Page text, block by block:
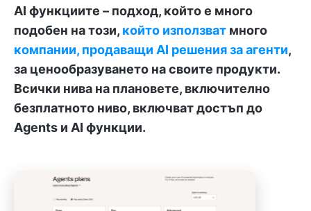
AI функциите – подход, който е много
подобен на този, който използват много
компании, продаващи AI решения за агенти,
за ценообразуването на своите продукти.
Всички нива на плановете, включително
безплатното ниво, включват достъп до
Agents и AI функции.